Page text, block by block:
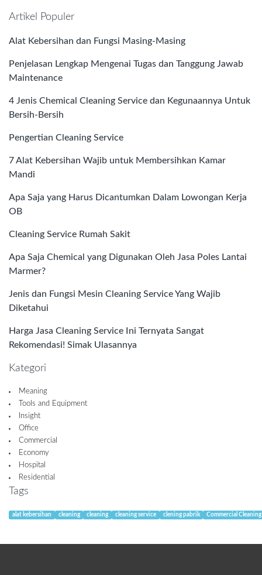
Artikel Populer
Alat Kebersihan dan Fungsi Masing-Masing
Penjelasan Lengkap Mengenai Tugas dan Tanggung Jawab
Maintenance
4 Jenis Chemical Cleaning Service dan Kegunaannya Untuk
Bersih-Bersih
Pengertian Cleaning Service
7 Alat Kebersihan Wajib untuk Membersihkan Kamar
Mandi
Apa Saja yang Harus Dicantumkan Dalam Lowongan Kerja
OB
Cleaning Service Rumah Sakit
Apa Saja Chemical yang Digunakan Oleh Jasa Poles Lantai
Marmer?
Jenis dan Fungsi Mesin Cleaning Service Yang Wajib
Diketahui
Harga Jasa Cleaning Service Ini Ternyata Sangat
Rekomendasi! Simak Ulasannya
Kategori
Meaning
Tools and Equipment
Insight
Office
Commercial
Economy
Hospital
Residential
Tags
alat kebersihan cleaning cleaning cleaning service clening pabrik Commercial Cleaning